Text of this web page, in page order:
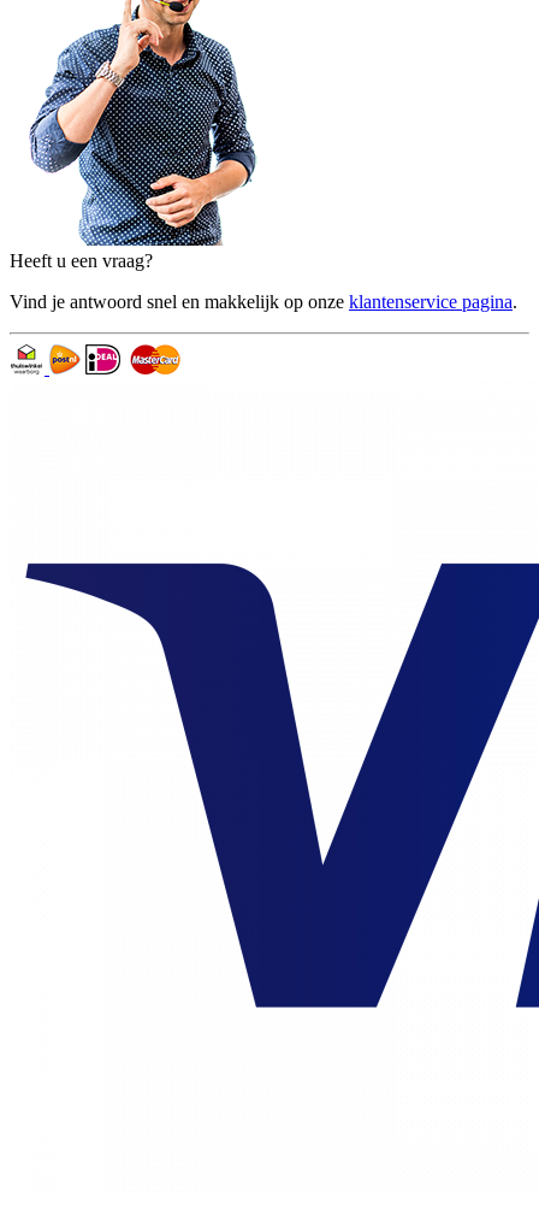
Heeft u een vraag?
Vind je antwoord snel en makkelijk op onze klantenservice pagina.